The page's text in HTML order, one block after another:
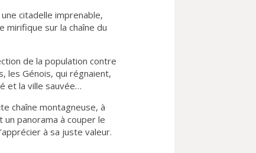
citadelle imprenable,
mirifique sur la chaîne du
de la population contre
les Génois, qui régnaient,
et la ville sauvée…
chaîne montagneuse, à
panorama à couper le
à sa juste valeur.